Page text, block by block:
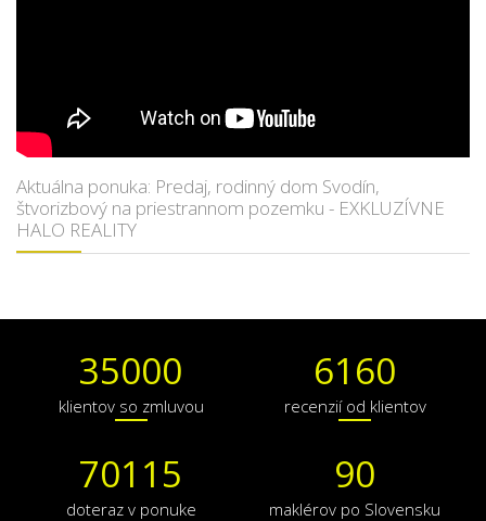
Aktuálna ponuka: Predaj, rodinný dom Svodín,
štvorizbový na priestrannom pozemku - EXKLUZÍVNE
HALO REALITY
35000
klientov so zmluvou
6160
recenzií od klientov
70115
doteraz v ponuke
90
maklérov po Slovensku